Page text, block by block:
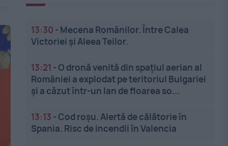
13:30 - Mecena Românilor. Între Calea
Victoriei și Aleea Teilor.
13:21 -O dronă venită din spațiul aerian al
României a explodat pe teritoriul Bulgariei
și a căzut într-un lan de floarea so...
13:13 -Cod roșu. Alertă de călătorie în
Spania. Risc de incendii în Valencia